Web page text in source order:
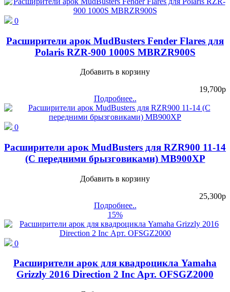
0
Расширители арок MudBusters Fender Flares для
Polaris RZR-900 1000S MBRZR900S
Добавить в корзину
19,700p
Подробнее..
0
Расширители арок MudBusters для RZR900 11-14
(С передними брызговиками) MB900XP
Добавить в корзину
25,300p
Подробнее..
15%
0
Расширители арок для квадроцикла Yamaha
Grizzly 2016 Direction 2 Inc Арт. OFSGZ2000